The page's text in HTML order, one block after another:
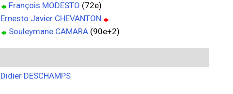
François MODESTO (72e)
Ernesto Javier CHEVANTON
Souleymane CAMARA (90e+2)
Didier DESCHAMPS